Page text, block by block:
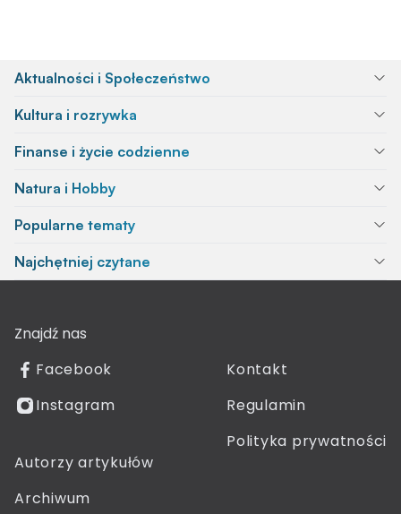
Aktualności i Społeczeństwo
Kultura i rozrywka
Finanse i życie codzienne
Natura i Hobby
Popularne tematy
Najchętniej czytane
Znajdź nas
Facebook
Instagram
Kontakt
Regulamin
Polityka prywatności
Autorzy artykułów
Archiwum